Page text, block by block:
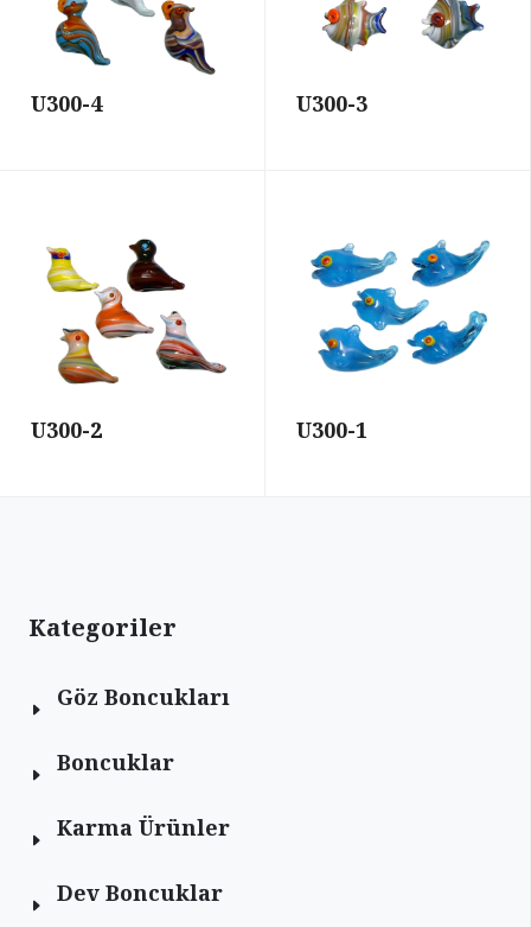
U300-4 U300-3
U300-2 U300-1
Kategoriler
Göz Boncukları
Boncuklar
Karma Ürünler
Dev Boncuklar